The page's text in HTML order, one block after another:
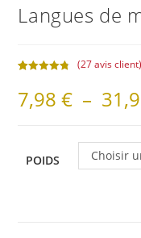
Langues de
sur 5
basé sur
(27avis client)
7,98€ –
POIDS Choisir